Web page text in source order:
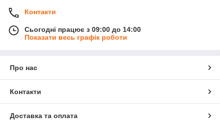
Контакти
Сьогодні працює з 09:00 до 14:00
Показати весь графік роботи
Про нас
Контакти
Доставка та оплата